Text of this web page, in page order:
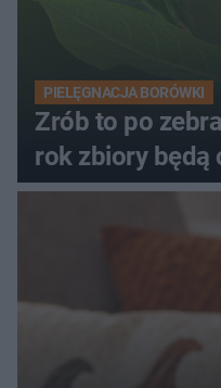
PIELĘGNACJA BORÓWKI
Zrób to po
rok zbiory będą